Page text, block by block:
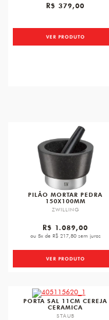
R$ 379,00
VER PRODUTO
PILÃO MORTAR PEDRA
150X100MM
ZWILLING
R$ 1.089,00
ou 5x de R$ 217,80 sem juros
VER PRODUTO
PORTA SAL 11CM CEREJA
CERAMICA
STAUB